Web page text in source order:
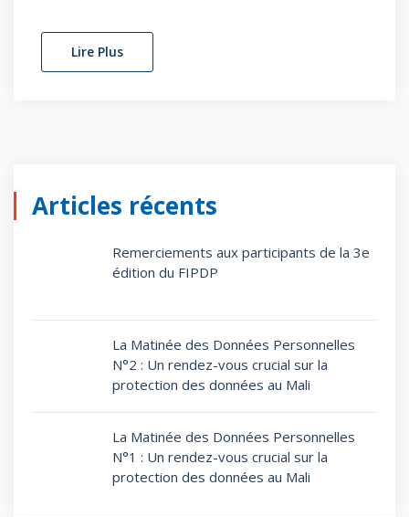
Lire Plus
Articles récents
Remerciements aux participants de la 3e
édition du FIPDP
La Matinée des Données Personnelles
N°2 : Un rendez-vous crucial sur la
protection des données au Mali
La Matinée des Données Personnelles
N°1 : Un rendez-vous crucial sur la
protection des données au Mali